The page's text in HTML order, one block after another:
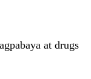
at drugs